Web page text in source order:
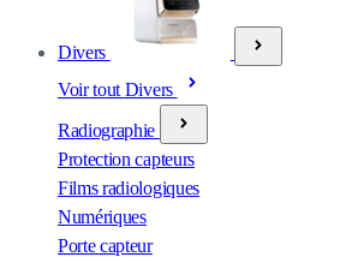
Divers
Voir tout Divers
Radiographie
Protection capteurs
Films radiologiques
Numériques
Porte capteur